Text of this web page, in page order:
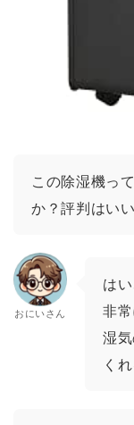
この除湿機っ
か？評判はい
おにいさん
は
非
湿
く